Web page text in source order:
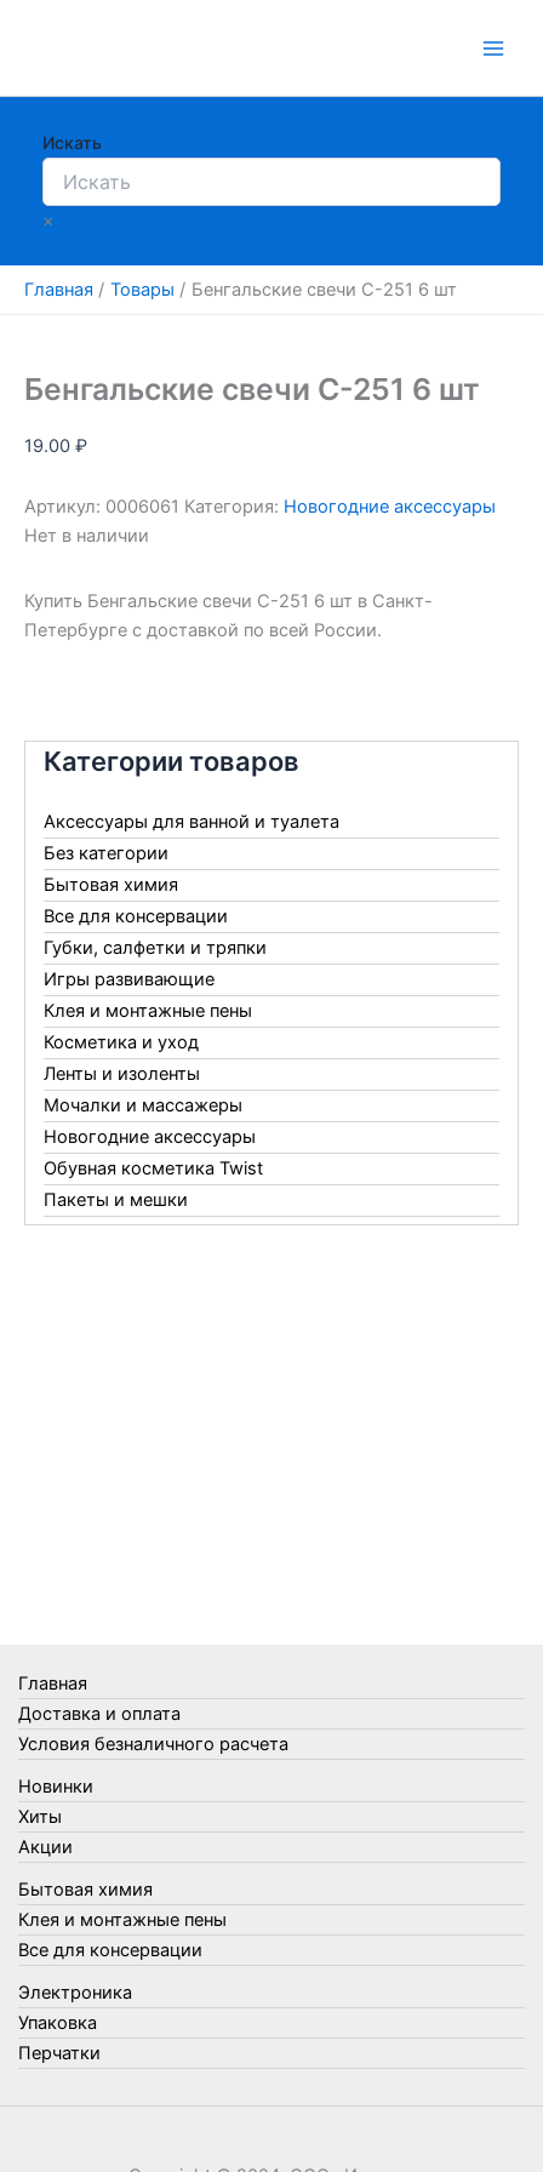
Искать
×
Главная Товары Бенгальские свечи С-251 6 шт
Категории товаров
Аксессуары для ванной и туалета
Без категории
Бытовая химия
Все для консервации
Губки, салфетки и тряпки
Игры развивающие
Клея и монтажные пены
Косметика и уход
Ленты и изоленты
Мочалки и массажеры
Новогодние аксессуары
Обувная косметика Twist
Пакеты и мешки
Перчатки
Товары для кухни
Товары для сада и огорода
Товары для туризма и отдыха
Упаковка
Утеплители и прочее
Фонари, лампы и удлинители
Хозяйственные товары
Швабры, стекломои, черенки и насадки
Шнуры, веревки и шпагаты
Электроника
Элементы питания
Бенгальские свечи С-251 6 шт
19.00 ₽
Артикул: 0006061 Категория: Новогодние аксессуары
Нет в наличии
Купить Бенгальские свечи С-251 6 шт в Санкт-
Петербурге с доставкой по всей России.
Главная
Доставка и оплата
Условия безналичного расчета
Новинки
Хиты
Акции
Бытовая химия
Клея и монтажные пены
Все для консервации
Электроника
Упаковка
Перчатки